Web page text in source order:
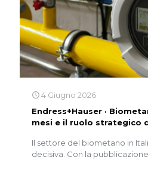
4 Giugno 2026
Endress+Hauser ·
mesi e il ruolo strategico
Il settore del biometano in
decisiva. Con la pubblicazione